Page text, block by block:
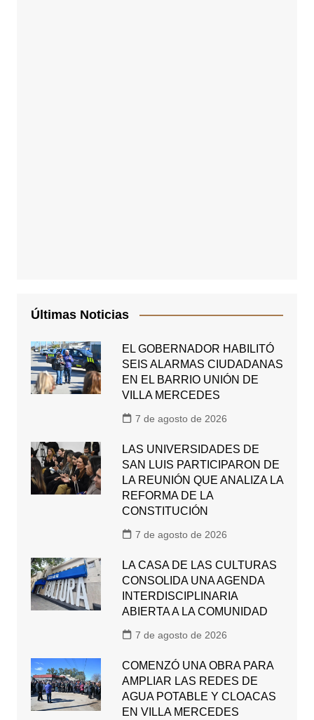
Últimas Noticias
EL GOBERNADOR HABILITÓ
SEIS ALARMAS CIUDADANAS
EN EL BARRIO UNIÓN DE
VILLA MERCEDES
7 de agosto de 2026
LAS UNIVERSIDADES DE
SAN LUIS PARTICIPARON DE
LA REUNIÓN QUE ANALIZA LA
REFORMA DE LA
CONSTITUCIÓN
7 de agosto de 2026
LA CASA DE LAS CULTURAS
CONSOLIDA UNA AGENDA
INTERDISCIPLINARIA
ABIERTA A LA COMUNIDAD
7 de agosto de 2026
COMENZÓ UNA OBRA PARA
AMPLIAR LAS REDES DE
AGUA POTABLE Y CLOACAS
EN VILLA MERCEDES